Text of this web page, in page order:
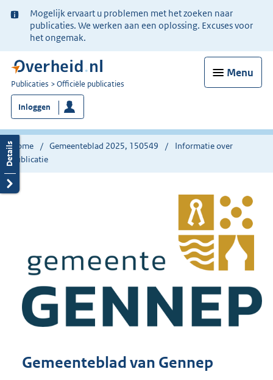
Ter
informatie:
Mogelijk ervaart u problemen met het zoeken naar
publicaties. We werken aan een oplossing. Excuses voor
het ongemak.
Menu
U
bent
nu
hier:
Publicaties Officiële publicaties
Inloggen
Home Gemeenteblad 2025, 150549
Informatie over
publicatie
Gemeenteblad van Gennep